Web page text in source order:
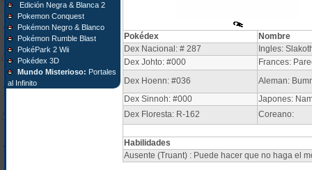
Edición Negra & Blanca 2
Pokemon Conquest
Pokémon Negro & Blanco
Pokémon Rumble Blast
PokéPark 2 Wii
Pokédex 3D
Mundo Misterioso: Portales
al Infinito
Pokédex
Nombre
Dex Nacional: # 287
Ingles:
Dex Johto: #000
Frances:
Dex Hoenn: #036
Aleman:
Dex Sinnoh: #000
Japones:
Dex Floresta: R-162
Coreano:
Habilidades
Ausente (Truant) : Puede hacer que no haga el